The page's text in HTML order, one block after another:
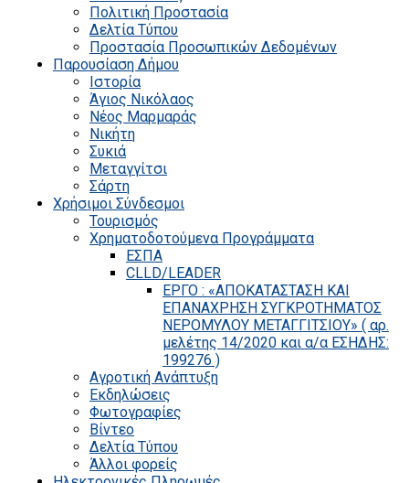
Πολιτική Προστασία
Δελτία Τύπου
Προστασία Προσωπικών Δεδομένων
Παρουσίαση Δήμου
Ιστορία
Άγιος Νικόλαος
Νέος Μαρμαράς
Νικήτη
Συκιά
Μεταγγίτσι
Σάρτη
Χρήσιμοι Σύνδεσμοι
Τουρισμός
Χρηματοδοτούμενα Προγράμματα
ΕΣΠΑ
CLLD/LEADER
ΕΡΓΟ : «ΑΠΟΚΑΤΑΣΤΑΣΗ ΚΑΙ
ΕΠΑΝΑΧΡΗΣΗ ΣΥΓΚΡΟΤΗΜΑΤΟΣ
ΝΕΡΟΜΥΛΟΥ ΜΕΤΑΓΓΙΤΣΙΟΥ» ( αρ.
μελέτης 14/2020 και α/α ΕΣΗΔΗΣ:
199276 )
Αγροτική Ανάπτυξη
Εκδηλώσεις
Φωτογραφίες
Βίντεο
Δελτία Τύπου
Άλλοι φορείς